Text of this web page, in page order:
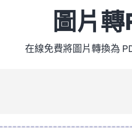
圖片轉
在線免費將圖片轉換為